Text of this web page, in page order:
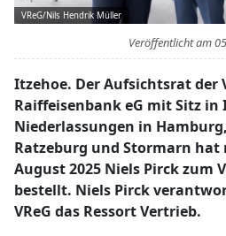
VReG/Nils Hendrik Müller
Veröffentlicht am
Itzehoe. Der Aufsichtsrat der
Raiffeisenbank eG mit Sitz
Niederlassungen in
Ratzeburg und Stormarn hat
August 2025 Niels Pirck zum
bestellt. Niels Pirck
VReG das Ressort Vertrieb.